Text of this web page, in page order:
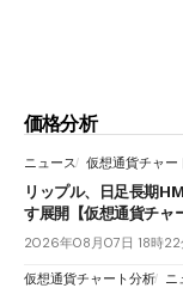
価格分析
ニュース 仮想通貨チャー
リップル、日足長期
す展開【仮想通貨チャ
2026年08月07日 18時22
仮想通貨チャート分析 ニ